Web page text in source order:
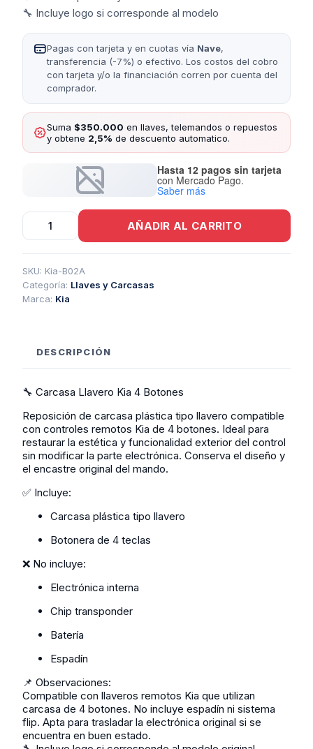
🔧 Incluye logo si corresponde al modelo
Pagas con tarjeta y en cuotas vía Nave,
transferencia (-7%) o efectivo. Los costos del cobro
con tarjeta y/o la financiación corren por cuenta del
comprador.
Suma $350.000 en llaves, telemandos o repuestos
y obtene 2,5% de descuento automatico.
Hasta 12 pagos sin tarjeta
con Mercado Pago.
Saber más
Carcasa
Llavero
Kia
4
Botones
cantidad
AÑADIR AL CARRITO
SKU: Kia-B02A
Categoría: Llaves y Carcasas
Marca: Kia
DESCRIPCIÓN
🔧 Carcasa Llavero Kia 4 Botones
Reposición de carcasa plástica tipo llavero compatible
con controles remotos Kia de 4 botones. Ideal para
restaurar la estética y funcionalidad exterior del control
sin modificar la parte electrónica. Conserva el diseño y
el encastre original del mando.
✅ Incluye:
Carcasa plástica tipo llavero
Botonera de 4 teclas
❌ No incluye:
Electrónica interna
Chip transponder
Batería
Espadín
📌 Observaciones:
Compatible con llaveros remotos Kia que utilizan
carcasa de 4 botones. No incluye espadín ni sistema
flip. Apta para trasladar la electrónica original si se
encuentra en buen estado.